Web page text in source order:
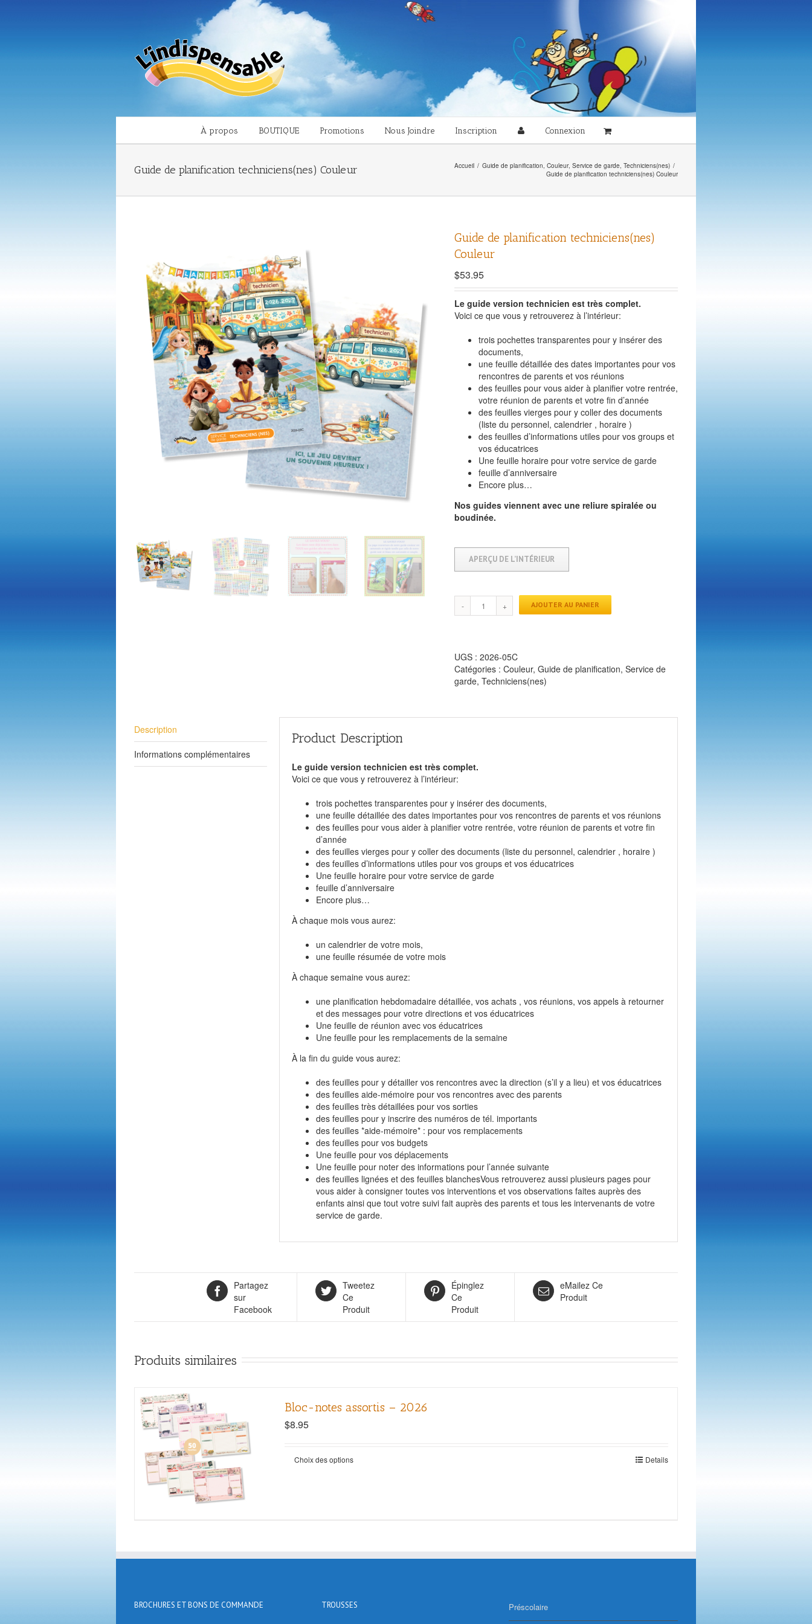
À propos BOUTIQUE Promotions Nous Joindre Inscription Connexion
Guide de planification techniciens(nes) Couleur Accueil / Guide de planification, Couleur, Service de garde, Techniciens(nes) /
Guide de planification techniciens(nes) Couleur
Guide de planification techniciens(nes)
Couleur
$53.95
Le guide version technicien est très complet.
Voici ce que vous y retrouverez à l’intérieur:
trois pochettes transparentes pour y insérer des
documents,
une feuille détaillée des dates importantes pour vos
rencontres de parents et vos réunions
des feuilles pour vous aider à planifier votre rentrée,
votre réunion de parents et votre fin d’année
des feuilles vierges pour y coller des documents
(liste du personnel, calendrier , horaire )
des feuilles d’informations utiles pour vos groups et
vos éducatrices
Une feuille horaire pour votre service de garde
feuille d’anniversaire
Encore plus…
Nos guides viennent avec une reliure spiralée ou
boudinée.
APERÇU DE L’INTÉRIEUR
AJOUTER AU PANIER
UGS : 2026-05C
Catégories : Couleur, Guide de planification, Service de
garde, Techniciens(nes)
Description
Informations complémentaires
Product Description
Le guide version technicien est très complet.
Voici ce que vous y retrouverez à l’intérieur:
trois pochettes transparentes pour y insérer des documents,
une feuille détaillée des dates importantes pour vos rencontres de parents et vos réunions
des feuilles pour vous aider à planifier votre rentrée, votre réunion de parents et votre fin
d’année
des feuilles vierges pour y coller des documents (liste du personnel, calendrier , horaire )
des feuilles d’informations utiles pour vos groups et vos éducatrices
Une feuille horaire pour votre service de garde
feuille d’anniversaire
Encore plus…
À chaque mois vous aurez:
un calendrier de votre mois,
une feuille résumée de votre mois
À chaque semaine vous aurez:
une planification hebdomadaire détaillée, vos achats , vos réunions, vos appels à retourner
et des messages pour votre directions et vos éducatrices
Une feuille de réunion avec vos éducatrices
Une feuille pour les remplacements de la semaine
À la fin du guide vous aurez:
des feuilles pour y détailler vos rencontres avec la direction (s’il y a lieu) et vos éducatrices
des feuilles aide-mémoire pour vos rencontres avec des parents
des feuilles très détaillées pour vos sorties
des feuilles pour y inscrire des numéros de tél. importants
des feuilles *aide-mémoire* : pour vos remplacements
des feuilles pour vos budgets
Une feuille pour vos déplacements
Une feuille pour noter des informations pour l’année suivante
des feuilles lignées et des feuilles blanchesVous retrouverez aussi plusieurs pages pour
vous aider à consigner toutes vos interventions et vos observations faites auprès des
enfants ainsi que tout votre suivi fait auprès des parents et tous les intervenants de votre
service de garde.
Partagez
sur
Facebook
Tweetez
Ce
Produit
Épinglez
Ce
Produit
eMailez Ce
Produit
Produits similaires
Bloc-notes assortis – 2026
$8.95
Choix des options Details
BROCHURES ET BONS DE COMMANDE TROUSSES Préscolaire